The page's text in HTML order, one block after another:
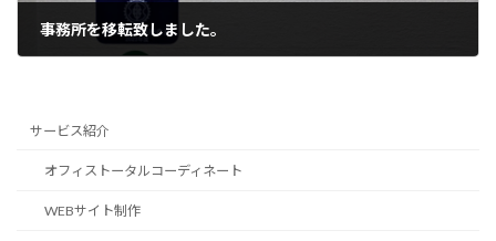
事務所を移転致しました。
サービス紹介
オフィストータルコーディネート
WEBサイト制作